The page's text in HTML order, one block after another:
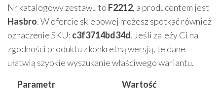
Nr katalogowy zestawu to F2212, a producentem jest
Hasbro. W ofercie sklepowej możesz spotkać również
oznaczenie SKU: c3f3714bd34d. Jeśli zależy Ci na
zgodności produktu z konkretną wersją, te dane
ułatwią szybkie wyszukanie właściwego wariantu.
Parametr
Wartość